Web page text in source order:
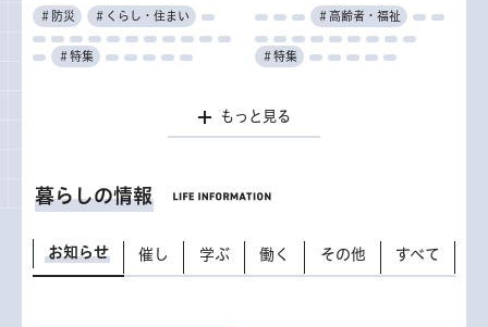
＃防災 ＃くらし・住まい
＃特集
＃高齢者・福祉
＃特集
もっと見る
暮らしの情報
お知らせ 催し 学ぶ 働く その他 すべて